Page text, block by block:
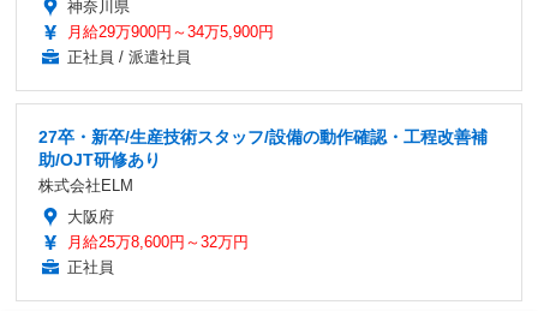
神奈川県
月給29万900円～34万5,900円
正社員 / 派遣社員
27卒・新卒/生産技術スタッフ/設備の動作確認・工程改善補
助/OJT研修あり
株式会社ELM
大阪府
月給25万8,600円～32万円
正社員